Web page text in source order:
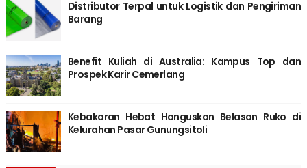
Distributor Terpal untuk Logistik dan Pengiriman
Barang
Benefit Kuliah di Australia: Kampus Top dan
Prospek Karir Cemerlang
Kebakaran Hebat Hanguskan Belasan Ruko di
Kelurahan Pasar Gunungsitoli